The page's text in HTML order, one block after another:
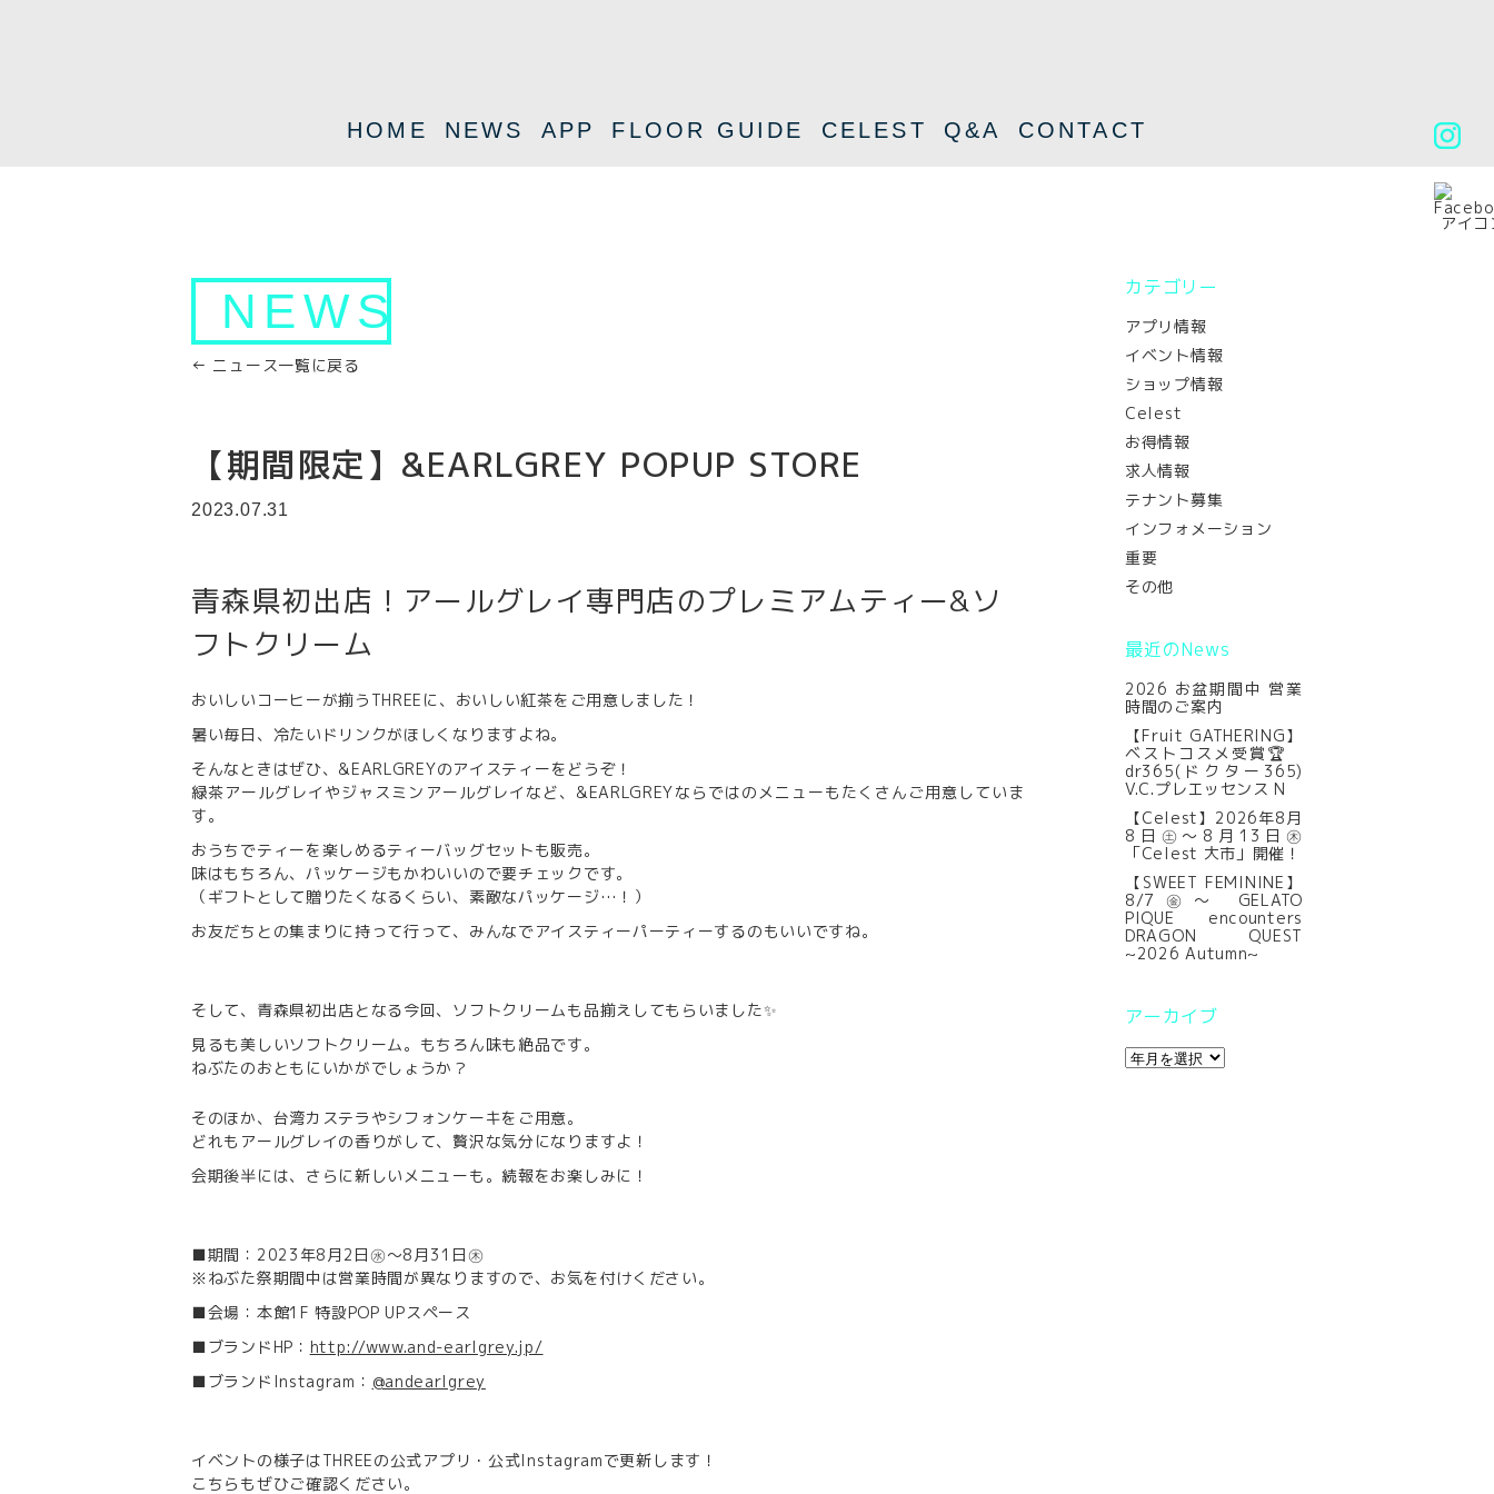
HOME NEWS APP FLOOR GUIDE CELEST Q&A CONTACT
NEWS
← ニュース一覧に戻る
【期間限定】&EARLGREY POPUP STORE
2023.07.31
青森県初出店！アールグレイ専門店のプレミアムティー&ソ
フトクリーム
おいしいコーヒーが揃うTHREEに、おいしい紅茶をご用意しました！
暑い毎日、冷たいドリンクがほしくなりますよね。
そんなときはぜひ、&EARLGREYのアイスティーをどうぞ！
緑茶アールグレイやジャスミンアールグレイなど、&EARLGREYならではのメニューもたくさんご用意していま
す。
おうちでティーを楽しめるティーバッグセットも販売。
味はもちろん、パッケージもかわいいので要チェックです。
（ギフトとして贈りたくなるくらい、素敵なパッケージ…！）
お友だちとの集まりに持って行って、みんなでアイスティーパーティーするのもいいですね。
そして、青森県初出店となる今回、ソフトクリームも品揃えしてもらいました✨
見るも美しいソフトクリーム。もちろん味も絶品です。
ねぶたのおともにいかがでしょうか？
そのほか、台湾カステラやシフォンケーキをご用意。
どれもアールグレイの香りがして、贅沢な気分になりますよ！
会期後半には、さらに新しいメニューも。続報をお楽しみに！
■期間：2023年8月2日㊌～8月31日㊍
※ねぶた祭期間中は営業時間が異なりますので、お気を付けください。
■会場：本館1F 特設POP UPスペース
■ブランドHP： http://www.and-earlgrey.jp/
■ブランドInstagram： @andearlgrey
イベントの様子はTHREEの公式アプリ・公式Instagramで更新します！
こちらもぜひご確認ください。
カテゴリー
アプリ情報
イベント情報
ショップ情報
Celest
お得情報
求人情報
テナント募集
インフォメーション
重要
その他
最近のNews
2026 お盆期間中 営業
時間のご案内
【Fruit GATHERING】
ベストコスメ受賞🏆
dr365(ドクター365)
V.C.プレエッセンス N
【Celest】2026年8月
8日㊏～8月13日㊍
「Celest 大市」開催！
【SWEET FEMININE】
8/7㊎～ GELATO
PIQUE encounters
DRAGON QUEST
~2026 Autumn~
アーカイブ